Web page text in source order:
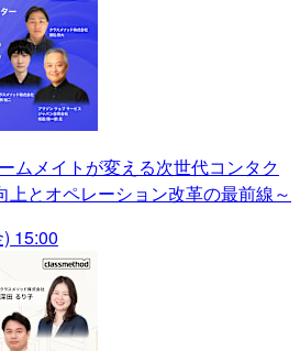
ムメイトが変える次世代コンタク
上とオペレーション改革の最前線～
15:00